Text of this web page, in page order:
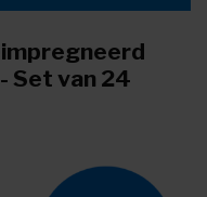
Set van 24